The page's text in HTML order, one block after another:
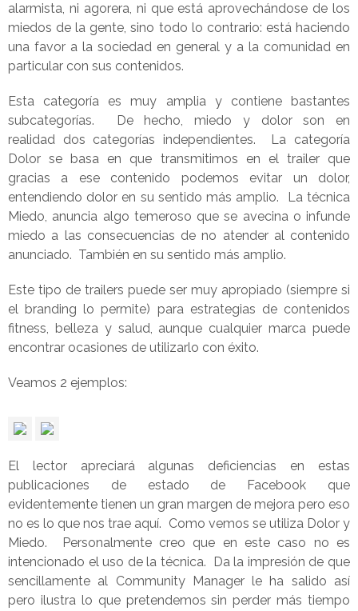
alarmista, ni agorera, ni que está aprovechándose de los
miedos de la gente, sino todo lo contrario: está haciendo
una favor a la sociedad en general y a la comunidad en
particular con sus contenidos.
Esta categoría es muy amplia y contiene bastantes
subcategorías. De hecho, miedo y dolor son en
realidad dos categorías independientes. La categoría
Dolor se basa en que transmitimos en el trailer que
gracias a ese contenido podemos evitar un dolor,
entendiendo dolor en su sentido más amplio. La técnica
Miedo, anuncia algo temeroso que se avecina o infunde
miedo a las consecuencias de no atender al contenido
anunciado. También en su sentido más amplio.
Este tipo de trailers puede ser muy apropiado (siempre si
el branding lo permite) para estrategias de contenidos
fitness, belleza y salud, aunque cualquier marca puede
encontrar ocasiones de utilizarlo con éxito.
Veamos 2 ejemplos:
El lector apreciará algunas deficiencias en estas
publicaciones de estado de Facebook que
evidentemente tienen un gran margen de mejora pero eso
no es lo que nos trae aquí. Como vemos se utiliza Dolor y
Miedo. Personalmente creo que en este caso no es
intencionado el uso de la técnica. Da la impresión de que
sencillamente al Community Manager le ha salido así
pero ilustra lo que pretendemos sin perder más tiempo